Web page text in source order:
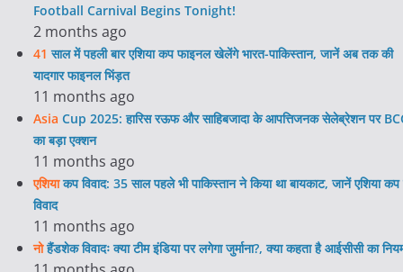
Football Carnival Begins Tonight!
2 months ago
41 साल में पहली बार एशिया कप फाइनल खेलेंगे भारत-पाकिस्तान, जानें अब तक की
यादगार फाइनल भिंड़त
11 months ago
Asia Cup 2025: हारिस रऊफ और साहिबजादा के आपत्तिजनक सेलेब्रेशन पर
का बड़ा एक्शन
11 months ago
एशियाकप विवाद: 35 साल पहले भी पाकिस्तान ने किया था बायकाट, जानें एशिया
विवाद
11 months ago
नोहैंडशेक विवादः क्या टीम इंडिया पर लगेगा जुर्माना?, क्या कहता है आईसीसी का